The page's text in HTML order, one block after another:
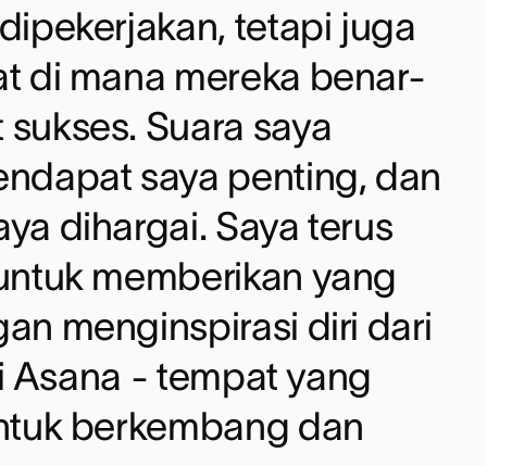
tetapi juga
di mana mereka benar-
Suara saya
saya penting, dan
dihargai. Saya terus
memberikan yang
menginspirasi diri dari
Asana - tempat yang
berkembang dan